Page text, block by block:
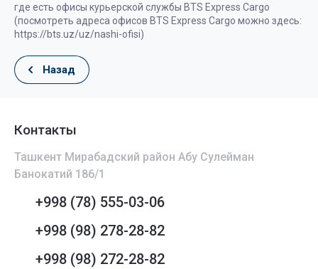
где есть офисы курьерской службы BTS Express Cargo
(посмотреть адреса офисов BTS Express Cargo можно здесь:
https://bts.uz/uz/nashi-ofisi)
Назад
Контакты
Ташкент Мирабадский район Абу Сулейман
Банокатий 186/1
+998 (78) 555-03-06
+998 (98) 278-28-82
+998 (98) 272-28-82